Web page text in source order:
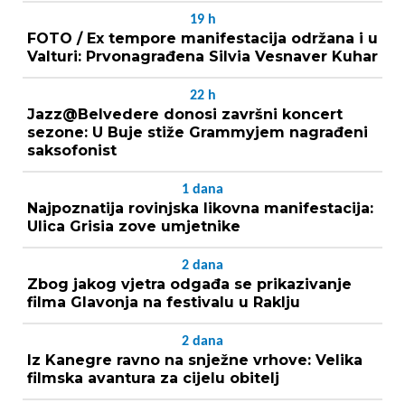
19 h
FOTO / Ex tempore manifestacija održana i u
Valturi: Prvonagrađena Silvia Vesnaver Kuhar
22 h
Jazz@Belvedere donosi završni koncert
sezone: U Buje stiže Grammyjem nagrađeni
saksofonist
1 dana
Najpoznatija rovinjska likovna manifestacija:
Ulica Grisia zove umjetnike
2 dana
Zbog jakog vjetra odgađa se prikazivanje
filma Glavonja na festivalu u Raklju
2 dana
Iz Kanegre ravno na snježne vrhove: Velika
filmska avantura za cijelu obitelj